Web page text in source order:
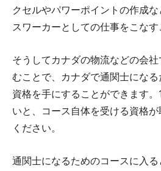
クセルやパワーポイントの作成
スワーカーとしての仕事をこなす
そうしてカナダの物流などの会
むことで、カナダで通関士にな
資格を手にすることができます
いと、コース自体を受ける資格
ください。
通関士になるためのコースに入